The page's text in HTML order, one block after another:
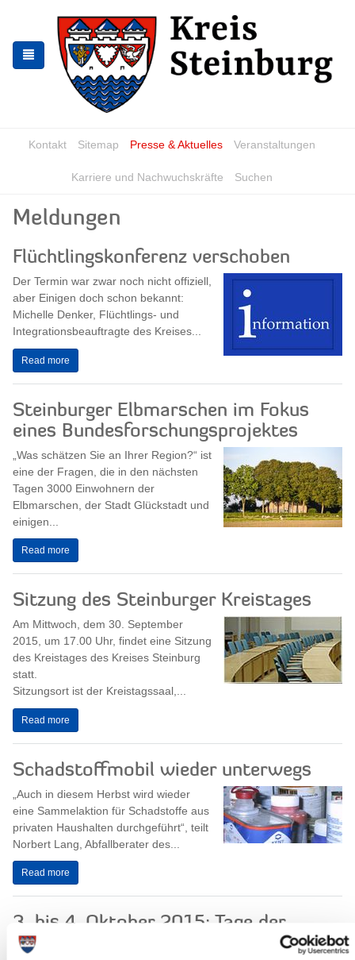
springen
springen
Kontakt Sitemap Presse & Aktuelles Veranstaltungen
Karriere und Nachwuchskräfte Suchen
Meldungen
Flüchtlingskonferenz verschoben
Der Termin war zwar noch nicht offiziell,
aber Einigen doch schon bekannt:
Michelle Denker, Flüchtlings- und
Integrationsbeauftragte des Kreises...
Read more
Steinburger Elbmarschen im Fokus
eines Bundesforschungsprojektes
„Was schätzen Sie an Ihrer Region?“ ist
eine der Fragen, die in den nächsten
Tagen 3000 Einwohnern der
Elbmarschen, der Stadt Glückstadt und
einigen...
Read more
Sitzung des Steinburger Kreistages
Am Mittwoch, dem 30. September
2015, um 17.00 Uhr, findet eine Sitzung
des Kreistages des Kreises Steinburg
statt.
Sitzungsort ist der Kreistagssaal,...
Read more
Schadstoffmobil wieder unterwegs
„Auch in diesem Herbst wird wieder
eine Sammelaktion für Schadstoffe aus
privaten Haushalten durchgeführt“, teilt
Norbert Lang, Abfallberater des...
Read more
3. bis 4. Oktober 2015: Tage der
Industriekultur am Wasser